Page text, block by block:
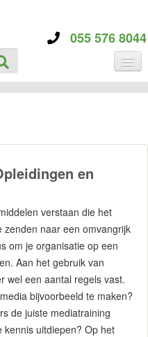
055 576 8044
en
verstaan die het
zenden naar een omvangrijk
om je organisatie op een
Aan het gebruik van
wel een aantal regels vast.
bijvoorbeeld te maken?
de juiste mediatraining
kennis uitdiepen? Op het